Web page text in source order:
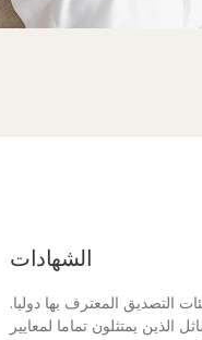
الشهادات
التصديق المعترف بها دوليا.
الذين يمتثلون تماما لمعايير